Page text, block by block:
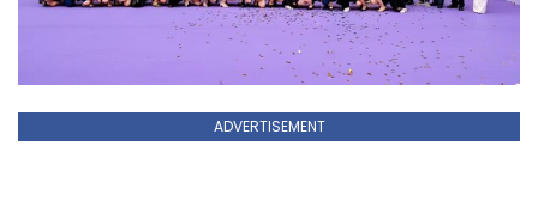
ADVERTISEMENT